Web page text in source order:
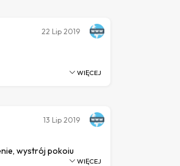
22 Lip 2019
WIĘCEJ
wystrój pokoju
13 Lip 2019
WIĘCEJ